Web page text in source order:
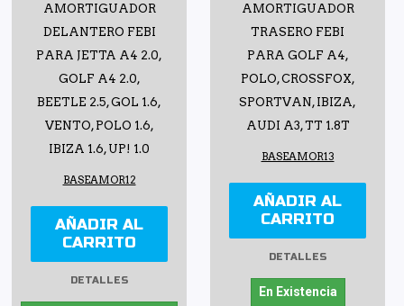
AMORTIGUADOR
DELANTERO FEBI
PARA JETTA A4 2.0,
GOLF A4 2.0,
BEETLE 2.5, GOL 1.6,
VENTO, POLO 1.6,
IBIZA 1.6, UP! 1.0
BASEAMOR12
AÑADIR AL
CARRITO
DETALLES
AMORTIGUADOR
TRASERO FEBI
PARA GOLF A4,
POLO, CROSSFOX,
SPORTVAN, IBIZA,
AUDI A3, TT 1.8T
BASEAMOR13
AÑADIR AL
CARRITO
DETALLES
En Existencia